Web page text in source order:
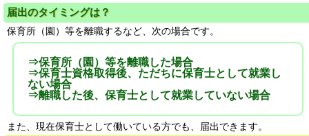
届出のタイミングは？
保育所（園）等を離職するなど、次の場合です。
⇒保育所（園）等を離職した場合
⇒保育士資格取得後、ただちに保育士として就業し
ない場合
⇒離職した後、保育士として就業していない場合
また、現在保育士として働いている方でも、届出できます。